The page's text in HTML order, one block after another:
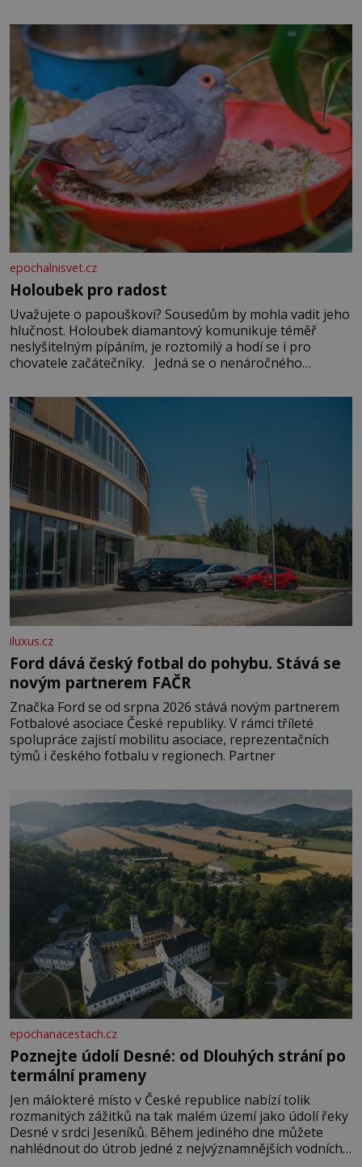
epochalnisvet.cz
Holoubek pro radost
Uvažujete o papouškovi? Sousedům by mohla vadit jeho
hlučnost. Holoubek diamantový komunikuje téměř
neslyšitelným pípáním, je roztomilý a hodí se i pro
chovatele začátečníky. Jedná se o nenáročného
času tráví na zemi, kde sbírá zbytky semínek Jeho
domovinou je prakticky celá Austrálie s výjimkou
pobřežní oblasti.
iluxus.cz
Ford dává český fotbal do pohybu. Stává se
novým partnerem FAČR
Značka Ford se od srpna 2026 stává novým partnerem
Fotbalové asociace České republiky. V rámci tříleté
spolupráce zajistí mobilitu asociace, reprezentačních
týmů i českého fotbalu v regionech. Partner
epochanacestach.cz
Poznejte údolí Desné: od Dlouhých strání po
termální prameny
Jen málokteré místo v České republice nabízí tolik
rozmanitých zážitků na tak malém území jako údolí řeky
Desné v srdci Jeseníků. Během jediného dne můžete
nahlédnout do útrob jedné z nejvýznamnějších vodních